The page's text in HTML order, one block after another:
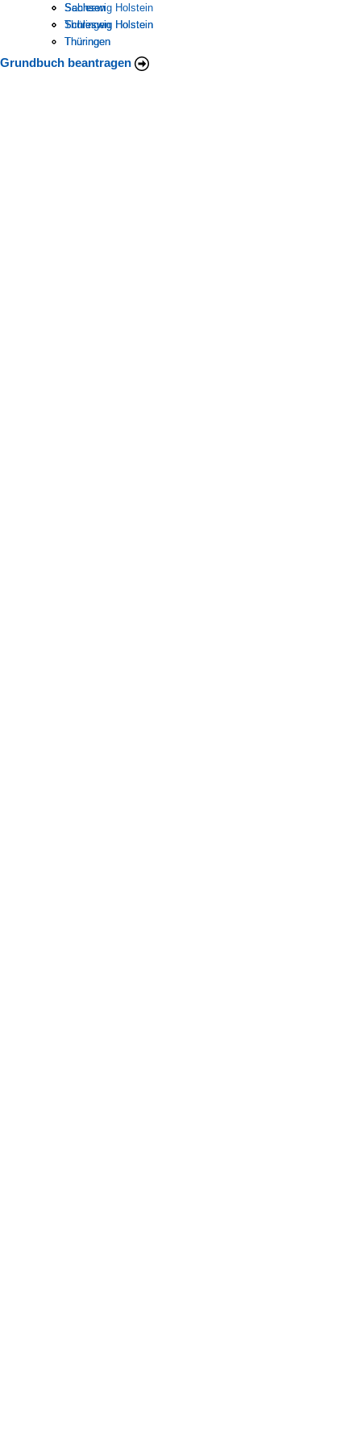
Schleswig Holstein
Thüringen
Grundbuch beantragen
Sachsen
Schleswig Holstein
Thüringen
Sachsen
Schleswig Holstein
Thüringen